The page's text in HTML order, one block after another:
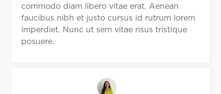
commodo diam libero vitae erat. Aenean
faucibus nibh et justo cursus id rutrum lorem
imperdiet. Nunc ut sem vitae risus tristique
posuere.